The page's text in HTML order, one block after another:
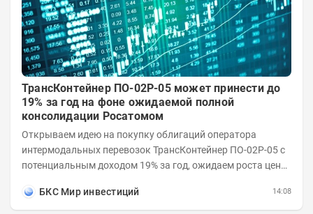
ТрансКонтейнер ПО-02P-05 может принести до
19% за год на фоне ожидаемой полной
консолидации Росатомом
Открываем идею на покупку облигаций оператора
интермодальных перевозок ТрансКонтейнер ПО-02P-05 с
потенциальным доходом 19% за год, ожидаем роста цены
БКС Мир инвестиций
14:08